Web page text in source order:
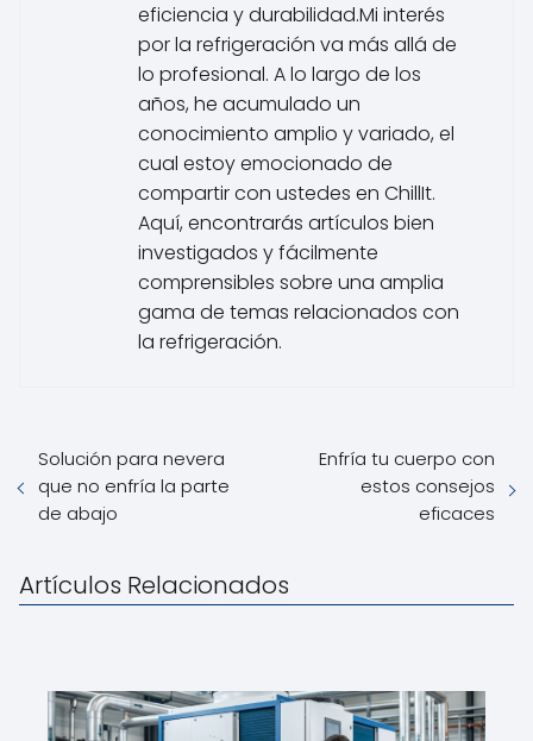
eficiencia y durabilidad.Mi interés
por la refrigeración va más allá de
lo profesional. A lo largo de los
años, he acumulado un
conocimiento amplio y variado, el
cual estoy emocionado de
compartir con ustedes en ChillIt.
Aquí, encontrarás artículos bien
investigados y fácilmente
comprensibles sobre una amplia
gama de temas relacionados con
la refrigeración.
Solución para nevera
que no enfría la parte
de abajo
Enfría tu cuerpo con
estos consejos
eficaces
Artículos Relacionados